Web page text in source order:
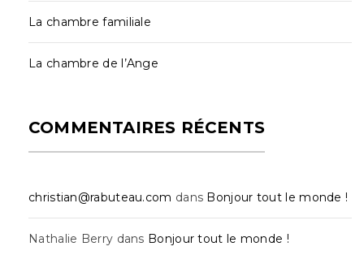
La chambre familiale
La chambre de l’Ange
COMMENTAIRES RÉCENTS
christian@rabuteau.com dans Bonjour tout le monde !
Nathalie Berry dans Bonjour tout le monde !